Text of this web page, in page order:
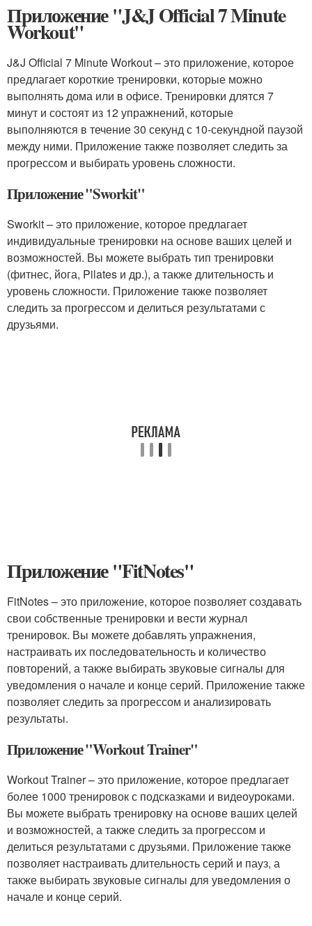
Приложение "J&J Official 7 Minute
Workout"
J&J Official 7 Minute Workout – это приложение, которое
предлагает короткие тренировки, которые можно
выполнять дома или в офисе. Тренировки длятся 7
минут и состоят из 12 упражнений, которые
выполняются в течение 30 секунд с 10-секундной паузой
между ними. Приложение также позволяет следить за
прогрессом и выбирать уровень сложности.
Приложение "Sworkit"
Sworkit – это приложение, которое предлагает
индивидуальные тренировки на основе ваших целей и
возможностей. Вы можете выбрать тип тренировки
(фитнес, йога, Pilates и др.), а также длительность и
уровень сложности. Приложение также позволяет
следить за прогрессом и делиться результатами с
друзьями.
Приложение "FitNotes"
FitNotes – это приложение, которое позволяет создавать
свои собственные тренировки и вести журнал
тренировок. Вы можете добавлять упражнения,
настраивать их последовательность и количество
повторений, а также выбирать звуковые сигналы для
уведомления о начале и конце серий. Приложение также
позволяет следить за прогрессом и анализировать
результаты.
Приложение "Workout Trainer"
Workout Trainer – это приложение, которое предлагает
более 1000 тренировок с подсказками и видеоуроками.
Вы можете выбрать тренировку на основе ваших целей
и возможностей, а также следить за прогрессом и
делиться результатами с друзьями. Приложение также
позволяет настраивать длительность серий и пауз, а
также выбирать звуковые сигналы для уведомления о
начале и конце серий.